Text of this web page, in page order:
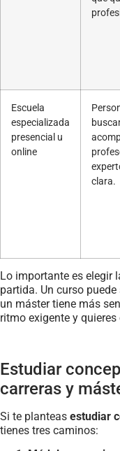
Escuela
especializada
presencial u
online
clara.
Lo importante es elegir
partida. Un curso
un máster tiene más
ritmo exigente y
Estudiar
carreras y
Si te planteas estudiar
tienes tres caminos: